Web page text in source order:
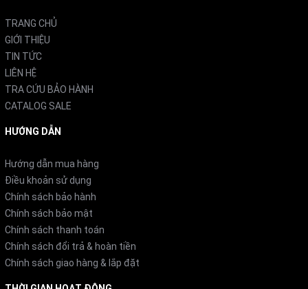
TRANG CHỦ
GIỚI THIỆU
TIN TỨC
LIÊN HỆ
TRA CỨU BẢO HÀNH
CATALOG SALE
HƯỚNG DẪN
Hướng dẫn mua hàng
Điều khoản sử dụng
Chính sách bảo hành
Chính sách bảo mật
Chính sách thanh toán
Chính sách đổi trả & hoàn tiền
Chính sách giao hàng & lắp đặt